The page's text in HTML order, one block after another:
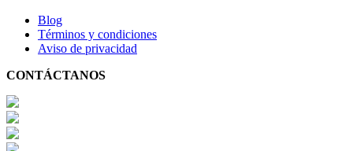
Blog
Términos y condiciones
Aviso de privacidad
CONTÁCTANOS